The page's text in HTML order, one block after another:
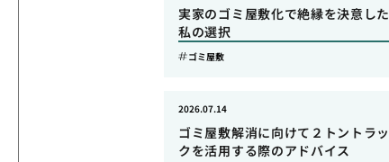
実家のゴミ屋敷化で絶縁を決意した
私の選択
ゴミ屋敷
ゴミ屋敷解消に向けて２トントラッ
クを活用する際のアドバイス
2026.07.14